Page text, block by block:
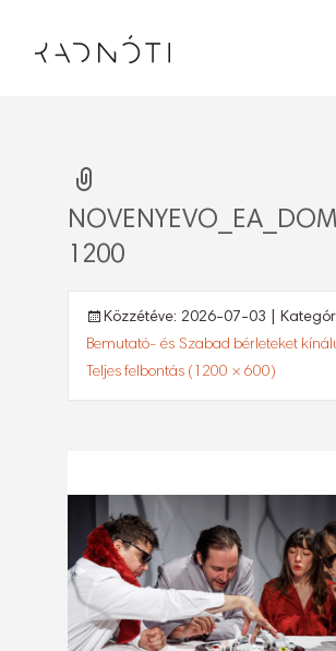
1200
Közzétéve: 2026-07-03 |
Bemutató- és Szabad bérleteket
Teljes felbontás (1200 × 600)